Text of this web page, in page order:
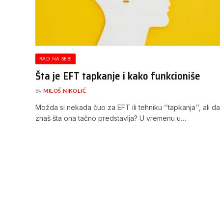
RAD NA SEBI
Šta je EFT tapkanje i kako funkcioniše
By MILOŠ NIKOLIĆ
Možda si nekada čuo za EFT ili tehniku ’’tapkanja’’, ali
znaš šta ona tačno predstavlja? U vremenu u…